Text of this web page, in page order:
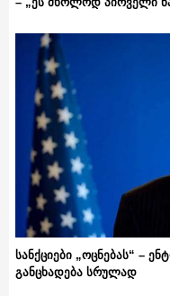
სანქციები „ოცნებას“ –
განცხადება სრულად